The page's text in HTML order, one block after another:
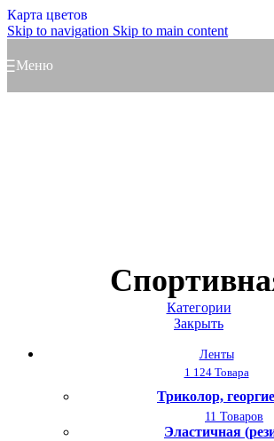
Карта цветов
Skip to navigation Skip to main content
Меню
Категории
Закрыть
Ленты
1 124 Товара
Триколор,
11 Товаров
Эластичная